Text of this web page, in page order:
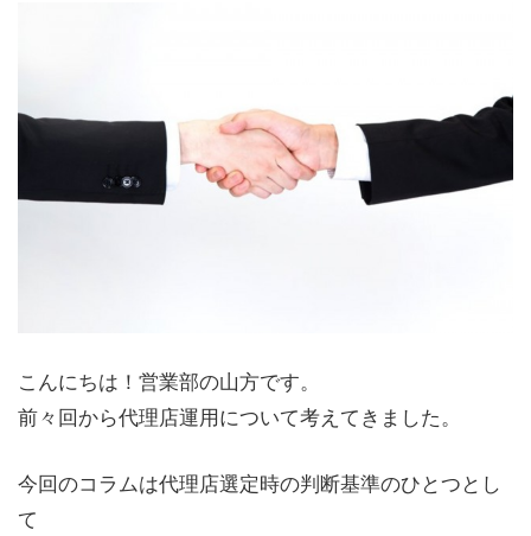
こんにちは！営業部の山方です。
前々回から代理店運用について考えてきました。
今回のコラムは代理店選定時の判断基準のひとつとし
て